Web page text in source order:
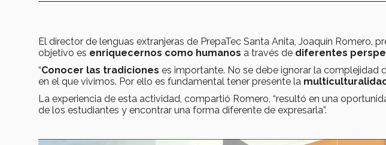
El director de lenguas extranjeras de PrepaTec Santa Anita, Joaquín Romero,
objetivo es enriquecernos como humanos a través de diferentes
“Conocer las tradiciones es importante. No se debe ignorar la complejidad
en el que vivimos. Por ello es fundamental tener presente la
La experiencia de esta actividad, compartió Romero, “resultó en una
de los estudiantes y encontrar una forma diferente de expresarla”.